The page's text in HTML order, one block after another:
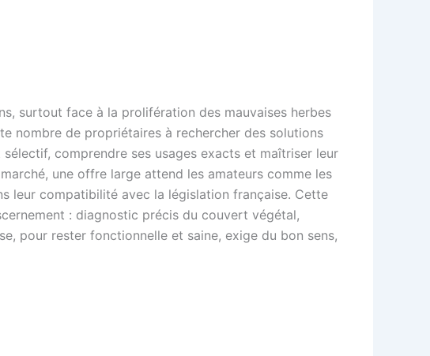
surtout face à la prolifération des mauvaises herbes
nombre de propriétaires à rechercher des solutions
comprendre ses usages exacts et maîtriser leur
une offre large attend les amateurs comme les
leur compatibilité avec la législation française. Cette
: diagnostic précis du couvert végétal,
pour rester fonctionnelle et saine, exige du bon sens,